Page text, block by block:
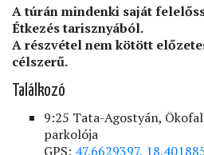
A túrán mindenki saját
Étkezés tarisznyából.
A részvétel nem kötött
célszerű.
Találkozó
9:25 Tata-Agostyán,
parkolója
GPS: 47.6629397,